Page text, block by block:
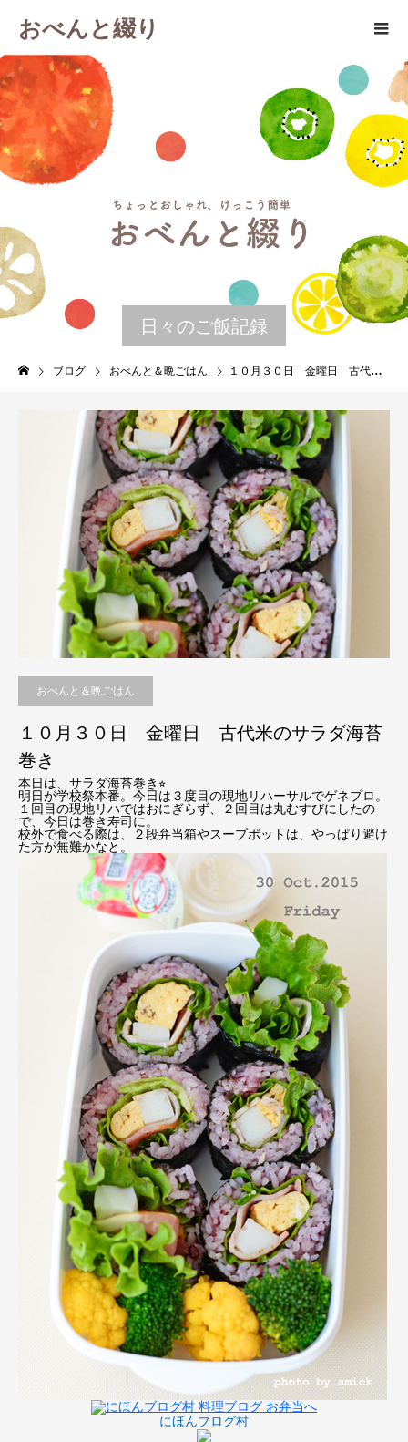
おべんと綴り
日々のご飯記録
ブログ おべんと＆晩ごはん １０月３０日 金曜日 古代米のサラダ海苔巻き
おべんと＆晩ごはん
１０月３０日 金曜日 古代米のサラダ海苔
巻き
本日は、サラダ海苔巻き⭐︎
明日が学校祭本番。今日は３度目の現地リハーサルでゲネプロ。
１回目の現地リハではおにぎらず、２回目は丸むすびにしたの
で、今日は巻き寿司に。
校外で食べる際は、２段弁当箱やスープポットは、やっぱり避け
た方が無難かなと。
にほんブログ村